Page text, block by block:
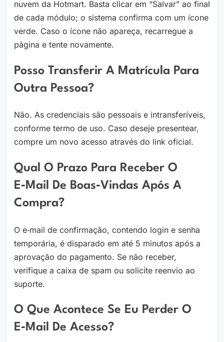
nuvem da Hotmart. Basta clicar em “Salvar” ao final
de cada módulo; o sistema confirma com um ícone
verde. Caso o ícone não apareça, recarregue a
página e tente novamente.
Posso Transferir A Matrícula Para
Outra Pessoa?
Não. As credenciais são pessoais e intransferíveis,
conforme termo de uso. Caso deseje presentear,
compre um novo acesso através do link oficial.
Qual O Prazo Para Receber O
E‑mail De Boas‑vindas Após A
Compra?
O e‑mail de confirmação, contendo login e senha
temporária, é disparado em até 5 minutos após a
aprovação do pagamento. Se não receber,
verifique a caixa de spam ou solicite reenvio ao
suporte.
O Que Acontece Se Eu Perder O
E‑mail De Acesso?